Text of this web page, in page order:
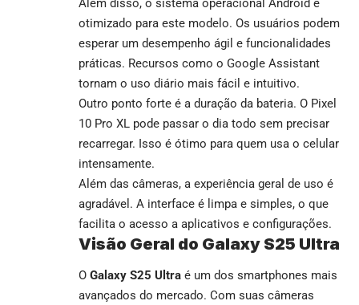
Além disso, o sistema operacional Android é
otimizado para este modelo. Os usuários podem
esperar um desempenho ágil e funcionalidades
práticas. Recursos como o Google Assistant
tornam o uso diário mais fácil e intuitivo.
Outro ponto forte é a duração da bateria. O Pixel
10 Pro XL pode passar o dia todo sem precisar
recarregar. Isso é ótimo para quem usa o celular
intensamente.
Além das câmeras, a experiência geral de uso é
agradável. A interface é limpa e simples, o que
facilita o acesso a aplicativos e configurações.
Visão Geral do Galaxy S25 Ultra
O Galaxy S25 Ultra é um dos smartphones mais
avançados do mercado. Com suas câmeras